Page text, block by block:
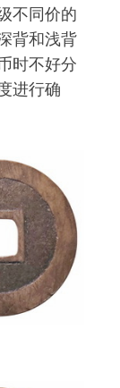
不同价的
背和浅背
时不好分
进行确